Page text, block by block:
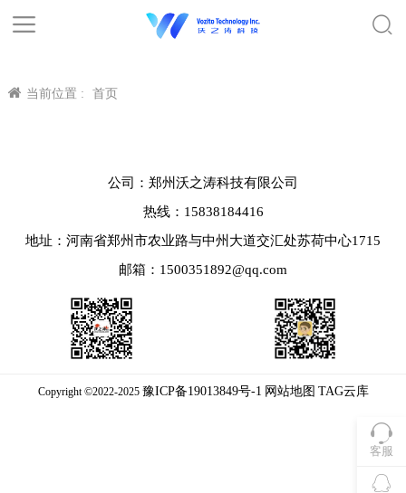
当前位置 : 首页
客服
公司：郑州沃之涛科技有限公司
热线：15838184416
地址：河南省郑州市农业路与中州大道交汇处苏荷中心1715
邮箱：1500351892@qq.com
Copyright ©2022-2025 豫ICP备19013849号-1 网站地图 TAG云库